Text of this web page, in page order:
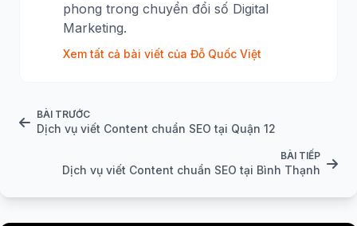
phong trong chuyển đổi số Digital
Marketing.
Xem tất cả bài viết của Đỗ Quốc Việt
BÀI TRƯỚC
Dịch vụ viết Content chuẩn SEO tại Quận 12
BÀI TIẾP
Dịch vụ viết Content chuẩn SEO tại Bình Thạnh